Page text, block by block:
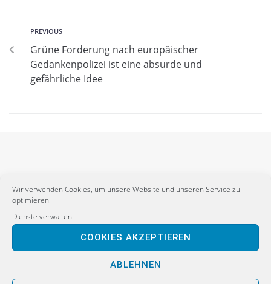
Wir verwenden Cookies, um unsere Website und unseren Service zu
optimieren.
Dienste verwalten
COOKIES AKZEPTIEREN
ABLEHNEN
PREVIOUS
Grüne Forderung nach europäischer
Gedankenpolizei ist eine absurde und
gefährliche Idee
Alternative für Deutschland